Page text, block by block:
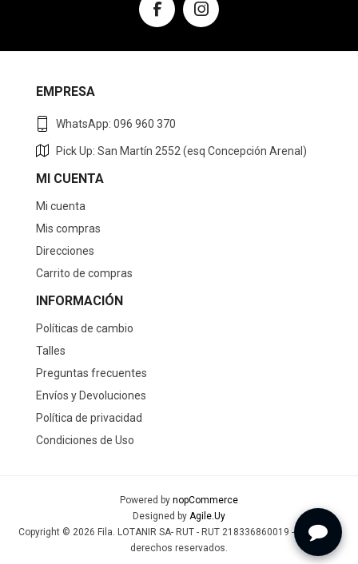
EMPRESA
WhatsApp: 096 960 370
Pick Up: San Martín 2552 (esq Concepción Arenal)
MI CUENTA
Mi cuenta
Mis compras
Direcciones
Carrito de compras
INFORMACIÓN
Políticas de cambio
Talles
Preguntas frecuentes
Envíos y Devoluciones
Política de privacidad
Condiciones de Uso
Powered by nopCommerce
Designed by Agile.Uy
Copyright © 2026 Fila. LOTANIR SA- RUT - RUT 218336860019 - Todos los
derechos reservados.